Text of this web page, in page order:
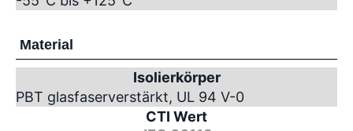
Material
Isolierkörper
PBT glasfaserverstärkt, UL 94 V-0
CTI Wert